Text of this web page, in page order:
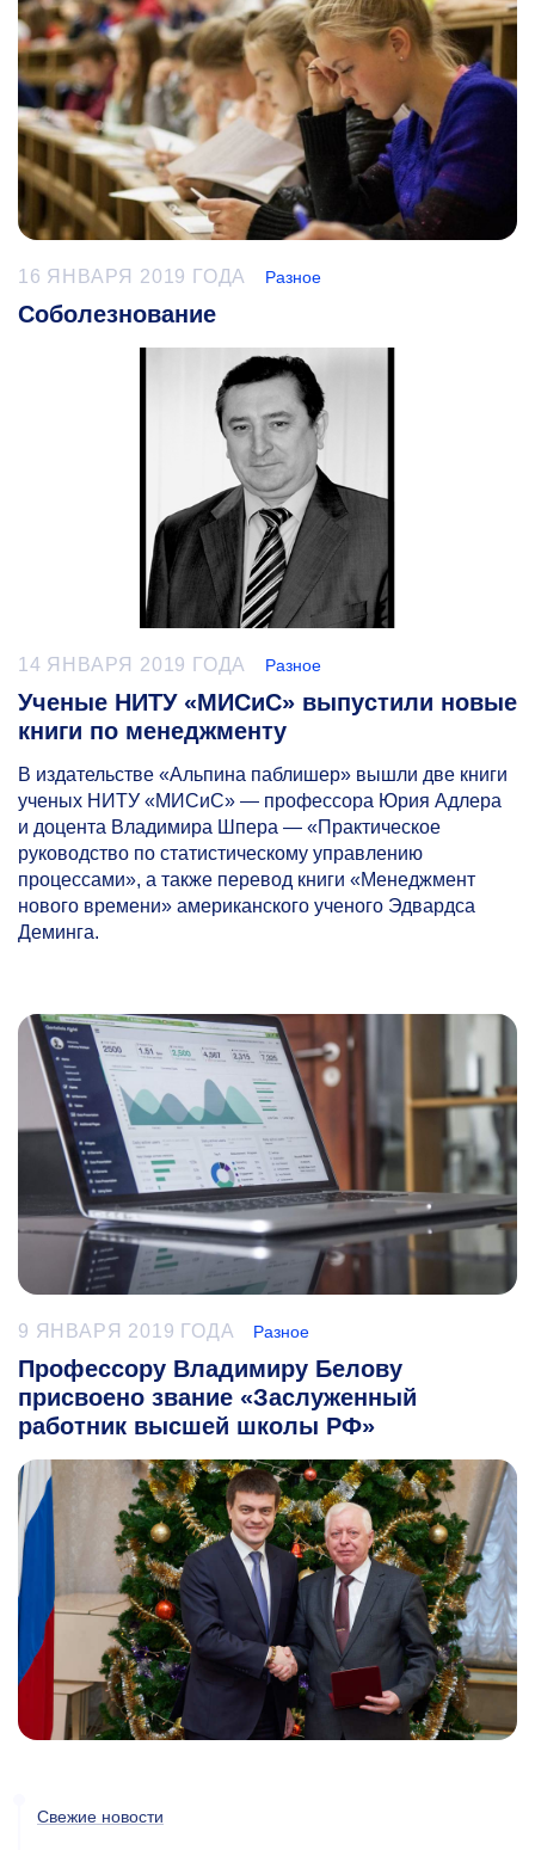
16 ЯНВАРЯ 2019 ГОДА Разное
Соболезнование
14 ЯНВАРЯ 2019 ГОДА Разное
Ученые НИТУ «МИСиС» выпустили новые
книги по менеджменту
В издательстве «Альпина паблишер» вышли две книги
ученых НИТУ «МИСиС» — профессора Юрия Адлера
и доцента Владимира Шпера — «Практическое
руководство по статистическому управлению
процессами», а также перевод книги «Менеджмент
нового времени» американского ученого Эдвардса
Деминга.
9 ЯНВАРЯ 2019 ГОДА Разное
Профессору Владимиру Белову
присвоено звание «Заслуженный
работник высшей школы РФ»
Свежие новости